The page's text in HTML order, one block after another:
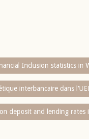
Inclusion statistics in
interbancaire dans
deposit and lending rates